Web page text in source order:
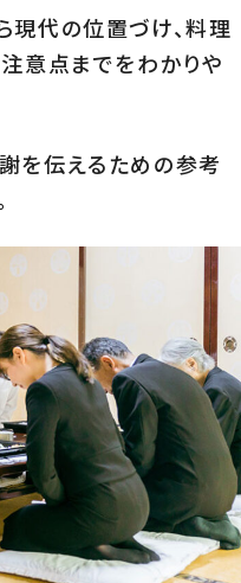
現代の位置づけ、料理
意点までをわかりや
を伝えるための参考